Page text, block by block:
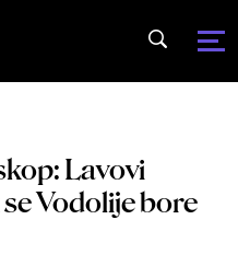
Lavovi
Vodolije bore